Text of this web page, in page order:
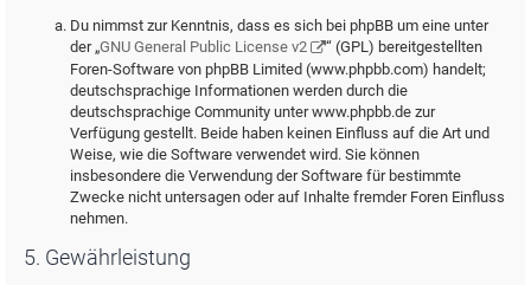
Du nimmst zur Kenntnis, dass es sich bei phpBB um eine unter
der „GNU General Public License v2
“ (GPL) bereitgestellten
Foren-Software von phpBB Limited (www.phpbb.com) handelt;
deutschsprachige Informationen werden durch die
deutschsprachige Community unter www.phpbb.de zur
Verfügung gestellt. Beide haben keinen Einfluss auf die Art und
Weise, wie die Software verwendet wird. Sie können
insbesondere die Verwendung der Software für bestimmte
Zwecke nicht untersagen oder auf Inhalte fremder Foren Einfluss
nehmen.
5. Gewährleistung